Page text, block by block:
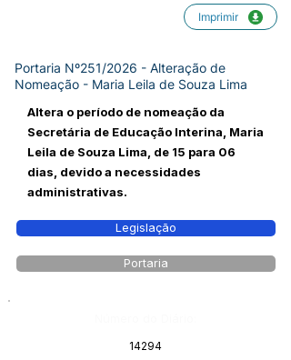
Imprimir
Portaria Nº251/2026 - Alteração de
Nomeação - Maria Leila de Souza Lima
Altera o período de nomeação da
Secretária de Educação Interina, Maria
Leila de Souza Lima, de 15 para 06
dias, devido a necessidades
administrativas.
Legislação
Portaria
14294